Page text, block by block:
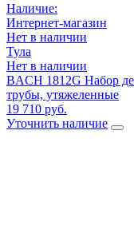
Наличие:
Интернет-магазин
Нет в наличии
Тула
Нет в наличии
BACH 1812G Набор
трубы, утяжеленные
19 710 руб.
Уточнить наличие